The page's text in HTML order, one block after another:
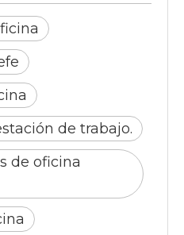
de trabajo.
de oficina